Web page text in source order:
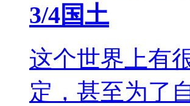
3/4国土
这个世界上有
定，甚至为了